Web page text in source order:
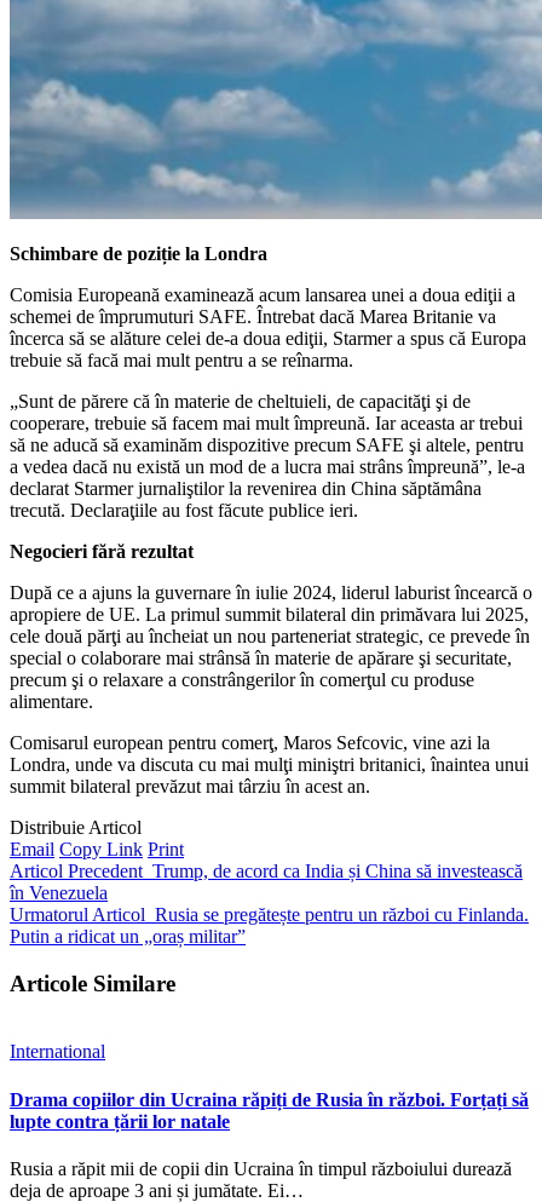
Schimbare de poziție la Londra
Comisia Europeană examinează acum lansarea unei a doua ediţii a
schemei de împrumuturi SAFE. Întrebat dacă Marea Britanie va
încerca să se alăture celei de-a doua ediţii, Starmer a spus că Europa
trebuie să facă mai mult pentru a se reînarma.
„Sunt de părere că în materie de cheltuieli, de capacităţi şi de
cooperare, trebuie să facem mai mult împreună. Iar aceasta ar trebui
să ne aducă să examinăm dispozitive precum SAFE şi altele, pentru
a vedea dacă nu există un mod de a lucra mai strâns împreună”, le-a
declarat Starmer jurnaliştilor la revenirea din China săptămâna
trecută. Declaraţiile au fost făcute publice ieri.
Negocieri fără rezultat
După ce a ajuns la guvernare în iulie 2024, liderul laburist încearcă o
apropiere de UE. La primul summit bilateral din primăvara lui 2025,
cele două părţi au încheiat un nou parteneriat strategic, ce prevede în
special o colaborare mai strânsă în materie de apărare şi securitate,
precum şi o relaxare a constrângerilor în comerţul cu produse
alimentare.
Comisarul european pentru comerţ, Maros Sefcovic, vine azi la
Londra, unde va discuta cu mai mulţi miniştri britanici, înaintea unui
summit bilateral prevăzut mai târziu în acest an.
Distribuie Articol
Email Copy Link Print
Articol Precedent Trump, de acord ca India și China să investească
în Venezuela
Urmatorul Articol Rusia se pregătește pentru un război cu Finlanda.
Putin a ridicat un „oraș militar”
Articole Similare
International
Drama copiilor din Ucraina răpiți de Rusia în război. Forțați să
lupte contra țării lor natale
Rusia a răpit mii de copii din Ucraina în timpul războiului durează
deja de aproape 3 ani și jumătate. Ei…